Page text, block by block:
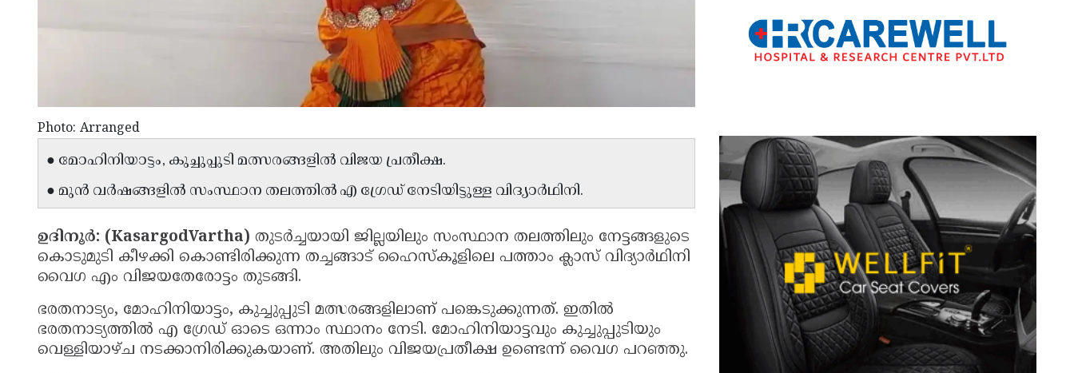
Photo: Arranged
● മോഹിനിയാട്ടം, കുച്ചുപ്പുടി മത്സരങ്ങളിൽ വിജയ പ്രതീക്ഷ.
● മുൻ വർഷങ്ങളിൽ സംസ്ഥാന തലത്തിൽ എ ഗ്രേഡ് നേടിയിട്ടുള്ള വിദ്യാർഥിനി.
ഉദിനൂർ: (KasargodVartha) തുടർച്ചയായി ജില്ലയിലും സംസ്ഥാന തലത്തിലും നേട്ടങ്ങളുടെ
കൊടുമുടി കീഴക്കി കൊണ്ടിരിക്കുന്ന തച്ചങ്ങാട് ഹൈസ്‌കൂളിലെ പത്താം ക്ലാസ് വിദ്യാർഥിനി
വൈഗ എം വിജയതേരോട്ടം തുടങ്ങി.
ഭരതനാട്യം, മോഹിനിയാട്ടം, കുച്ചുപ്പുടി മത്സരങ്ങളിലാണ് പങ്കെടുക്കുന്നത്. ഇതിൽ
ഭരതനാട്യത്തിൽ എ ഗ്രേഡ് ഓടെ ഒന്നാം സ്ഥാനം നേടി. മോഹിനിയാട്ടവും കുച്ചുപ്പുടിയും
വെള്ളിയാഴ്ച നടക്കാനിരിക്കുകയാണ്. അതിലും വിജയപ്രതീക്ഷ ഉണ്ടെന്ന് വൈഗ പറഞ്ഞു.